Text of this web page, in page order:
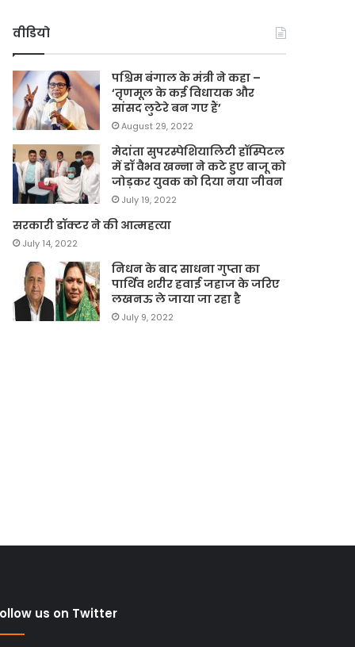
वीडियो
पश्चिम बंगाल के मंत्री ने कहा –
‘तृणमूल के कई विधायक और
सांसद लुटेरे बन गए हैं’
August 29, 2022
मेदांता सुपरस्पेशियालिटी हॉस्पिटल
में डॉ वैभव खन्ना ने कटे हुए बाजू को
जोड़कर युवक को दिया नया जीवन
July 19, 2022
सरकारी डॉक्टर ने की आत्महत्या
July 14, 2022
निधन के बाद साधना गुप्ता का
पार्थिव शरीर हवाई जहाज के जरिए
लखनऊ ले जाया जा रहा है
July 9, 2022
us on Twitter